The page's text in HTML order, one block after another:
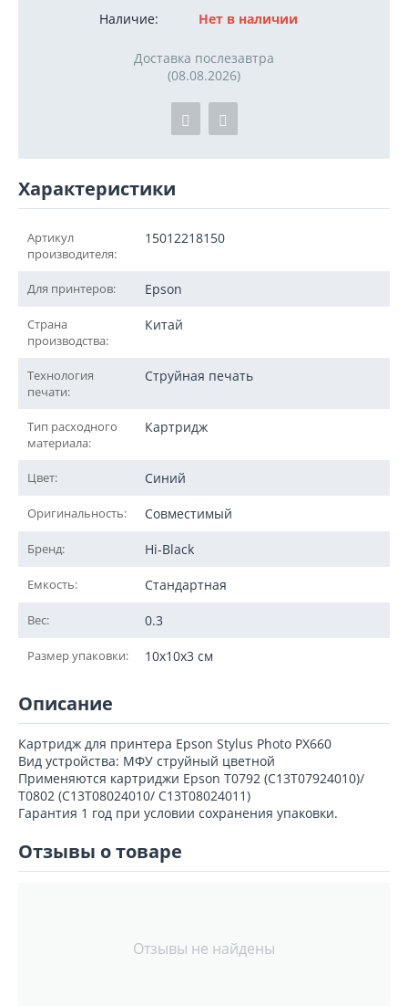
Наличие:
Нет в наличии
Доставка послезавтра
(08.08.2026)
Характеристики
Артикул
производителя:
15012218150
Для принтеров: Epson
Страна
производства:
Китай
Технология
печати:
Струйная печать
Тип расходного
материала:
Картридж
Цвет: Синий
Оригинальность: Совместимый
Бренд: Hi-Black
Емкость: Стандартная
Вес: 0.3
Размер упаковки: 10x10x3 см
Описание
Картридж для принтера Epson Stylus Photo PX660
Вид устройства: МФУ струйный цветной
Применяются картриджи Epson T0792 (C13T07924010)/
T0802 (C13T08024010/ C13T08024011)
Гарантия 1 год при условии сохранения упаковки.
Отзывы о товаре
Отзывы не найдены